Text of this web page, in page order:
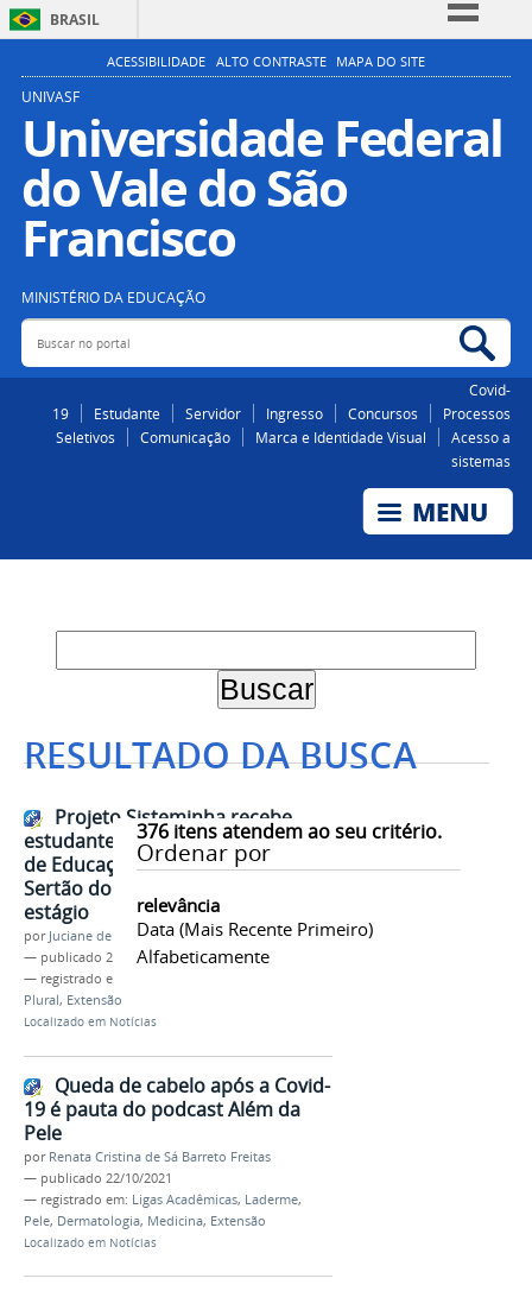
BRASIL
Simplifique!
Participe
Acesso à informação
Legislação
ACESSIBILIDADE ALTO CONTRASTE MAPA DO SITE
UNIVASF
Universidade Federal
do Vale do São
Francisco
MINISTÉRIO DA EDUCAÇÃO
Buscar no portal
Covid-
19
Estudante Servidor Ingresso Concursos
Processos
Seletivos
Comunicação Marca e Identidade Visual
Acesso a
sistemas
RESULTADO DA BUSCA
376itens atendem ao seu critério.
Ordenar por
relevância
Data (mais Recente Primeiro)
Alfabeticamente
Projeto Sisteminha recebe
estudantes do Centro Territorial
de Educação Profissional do
Sertão do São Francisco para
estágio
por Juciane de Jesus Aleixo
— publicado 29/07/2022
— registrado em:
Plural, Extensão
Localizado em Notícias
Queda de cabelo após a Covid-
19 é pauta do podcast Além da
Pele
por Renata Cristina de Sá Barreto Freitas
— publicado 22/10/2021
— registrado em: Ligas Acadêmicas, Laderme,
Pele, Dermatologia, Medicina, Extensão
Localizado em Notícias